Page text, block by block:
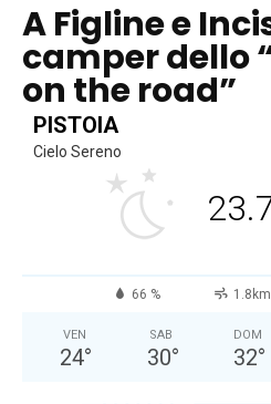
A Figline e
camper dello
on the road”
PISTOIA
Cielo Sereno
66 %
VEN
24°
SAB
30°
DOM
32°